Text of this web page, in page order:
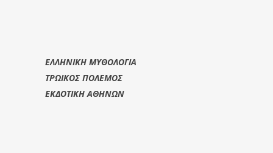
ΕΛΛΗΝΙΚΗ ΜΥΘΟΛΟΓΙΑ
ΤΡΩΙΚΟΣ ΠΟΛΕΜΟΣ
ΕΚΔΟΤΙΚΗ ΑΘΗΝΩΝ